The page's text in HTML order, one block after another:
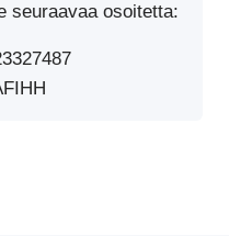
seuraavaa osoitetta: